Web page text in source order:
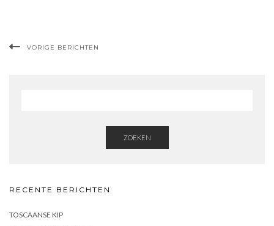
VORIGE BERICHTEN
ZOEKEN
RECENTE BERICHTEN
TOSCAANSE KIP